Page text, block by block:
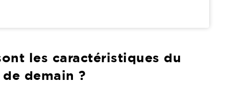
les caractéristiques du
demain ?